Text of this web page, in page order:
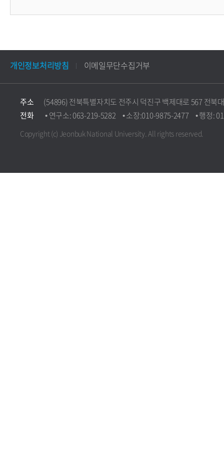
개인정보처리방침 이메일무단수집거부
주소
(54896) 전북특별자치도 전주시 덕진구 백제대로 567 전북
전화
• 연구소: 063-219-5282 • 소장:010-9875-2477 • 행정:
Copyright (c) Jeonbuk National University.All rights reserved.